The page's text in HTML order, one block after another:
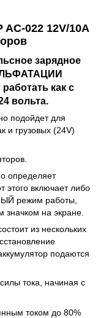
022 12V/10А
зарядное
как с
вольта.
подойдет для
и грузовых (24V)
определяет
этого включает либо
режим работы,
значком на экране.
из нескольких
подаются
тока, начиная с
током до 80%